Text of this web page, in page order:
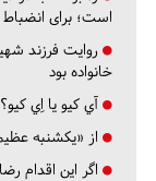
است؛ برای انضباط
روایت فرزند
خانواده بود
آي كيو يا اِي
از «یکشنبه
اگر این اقدام